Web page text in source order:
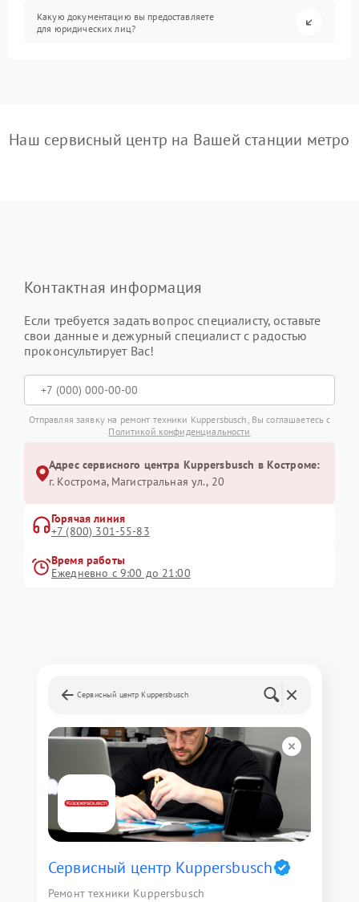
Какую документацию вы предоставляете
для юридических лиц?
Наш сервисный центр на Вашей станции метро
Контактная информация
Если требуется задать вопрос специалисту, оставьте
свои данные и дежурный специалист с радостью
проконсультирует Вас!
Отправляя заявку на ремонт техники Kuppersbusch, Вы соглашаетесь с
Политикой конфиденциальности
Адрес сервисного центра Kuppersbusch в Костроме:
г. Кострома, Магистральная ул., 20
Горячая линия
+7 (800) 301-55-83
Время работы
Ежедневно с 9:00 до 21:00
Сервисный центр Kuppersbusch
Сервисный центр Kuppersbusch
Ремонт техники Kuppersbusch